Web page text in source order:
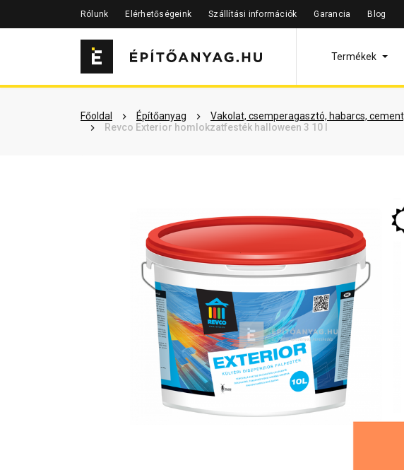
Rólunk Elérhetőségeink Szállítási információk Garancia Blog
Termékek
Főoldal Építőanyag Vakolat, csemperagasztó, habarcs,
Revco Exterior homlokzatfesték halloween 3 10 l
Szükséged lehet rá Részletes leírás